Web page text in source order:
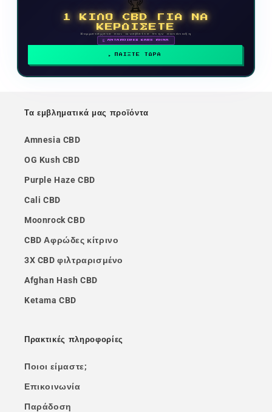
🏆
1 ΚΙΛΟ CBD ΓΙΑ ΝΑ
ΚΕΡΔΙΣΕΤΕ
Συμμετέχετε και ανεβείτε στην κατάταξη
🗓 ΑΝΤΑΜΟΙΒΕΣ ΚΑΘΕ ΜΗΝΑ
ΠΑΙΞΤΕ ΤΩΡΑ
Τα εμβληματικά μας προϊόντα
Amnesia CBD
OG Kush CBD
Purple Haze CBD
Cali CBD
Moonrock CBD
CBD Αφρώδες κίτρινο
3X CBD φιλτραρισμένο
Afghan Hash CBD
Ketama CBD
Πρακτικές πληροφορίες
Ποιοι είμαστε;
Επικοινωνία
Παράδοση